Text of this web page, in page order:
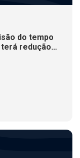
do tempo
terá redução